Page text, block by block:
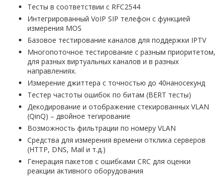
Тесты в соответствии с RFC2544
Интегрированный VoIP SIP телефон с функцией
измерения MOS
Базовое тестирование каналов для поддержки IPTV
Многопоточное тестирование с разным приоритетом,
для разных виртуальных каналов и в разных
направлениях.
Измерение джиттера с точностью до 40наносекунд
Тестер частоты ошибок по битам (BERT тесты)
Декодирование и отображение стекированных VLAN
(QinQ) – двойное тегирование
Возможность фильтрации по номеру VLAN
Средства для измерения времени отклика серверов
(HTTP, DNS, Mail и т.д.)
Генерация пакетов с ошибками CRC для оценки
реакции активного оборудования